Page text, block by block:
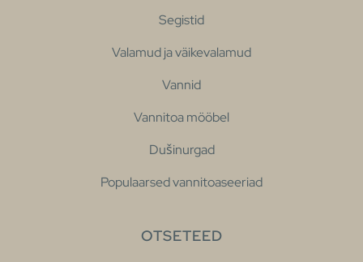
Segistid
Valamud ja väikevalamud
Vannid
Vannitoa mööbel
Dušinurgad
Populaarsed vannitoaseeriad
OTSETEED